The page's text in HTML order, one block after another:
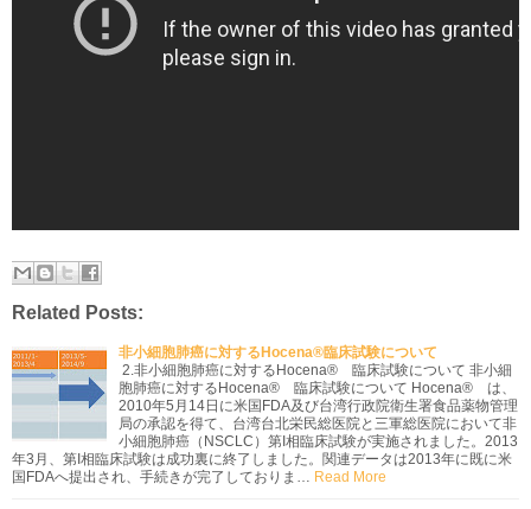
Related Posts:
非小細胞肺癌に対するHocena®臨床試験について
2.非小細胞肺癌に対するHocena® 臨床試験について 非小細
胞肺癌に対するHocena® 臨床試験について Hocena® は、
2010年5月14日に米国FDA及び台湾行政院衛生署食品薬物管理
局の承認を得て、台湾台北栄民総医院と三軍総医院において非
小細胞肺癌（NSCLC）第I相臨床試験が実施されました。2013
年3月、第I相臨床試験は成功裏に終了しました。関連データは2013年に既に米
国FDAへ提出され、手続きが完了しておりま…
Read More